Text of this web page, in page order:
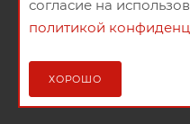
согласие на
политикой
ХОРОШО